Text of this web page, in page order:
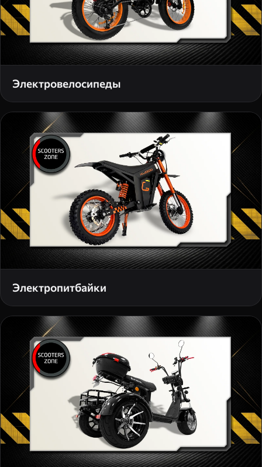
Электровелосипеды
Электропитбайки